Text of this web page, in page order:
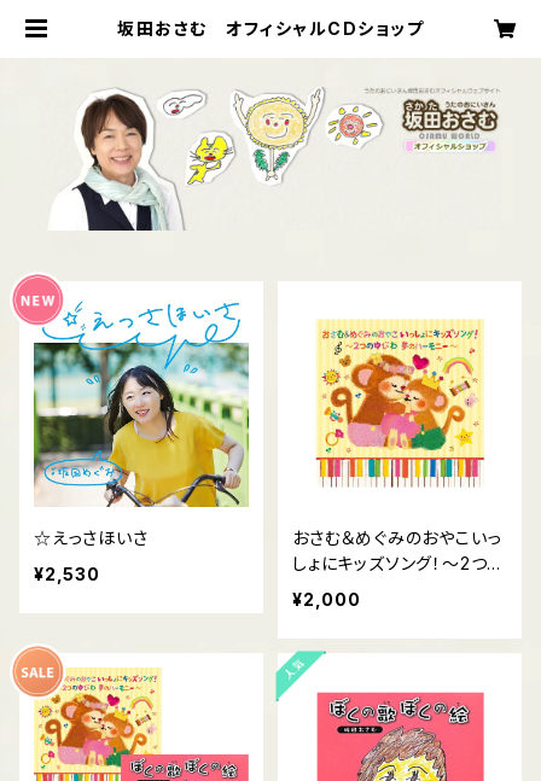
坂田おさむ オフィシャルCDショップ
☆えっさほいさ
¥2,530
おさむ＆めぐみのおやこいっ
しょにキッズソング！～2つの
ゆびわ 夢のハーモニー～
¥2,000